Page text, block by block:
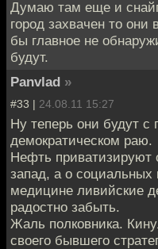
Думаю там еще и
город захвачен то они
бы главное не
будут.
Panvlad »
#33 | 24.08.11 15:27
Ну теперь они будут с
демократическом раю.
Нефть приватизируют
запад, а о социальных
медицине ливийские
радостно забыть.
Жаль полковника.
своего бывшего